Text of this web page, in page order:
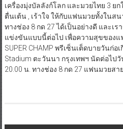
เครื่องมุ่งบัลลังก์โลก และมวยไทย 3 ย
ตื่นเต้น , เร้าใจ ให้กับแฟนมวยทั้งใน
ทางช่อง 8 กด 27 ได้เป็นอย่างดี และเ
แข่งขันแบบนี้ต่อไป เพื่อความสุขของ
SUPER CHAMP พรีเซ็นเต็ดบายวันก่อ
Stadium ตะวันนา กรุงเทพฯ นัดต่อไปวั
20.00 น. ทางช่อง 8 กด 27 แฟนมวยสา